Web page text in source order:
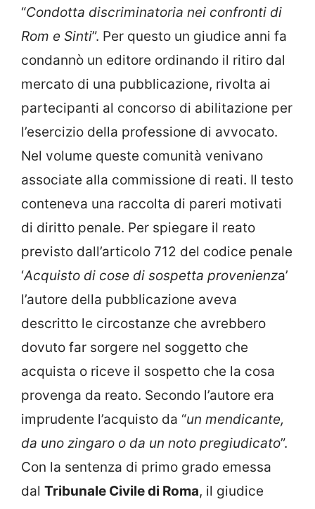
“Condotta discriminatoria nei confronti di
Rom e Sinti”. Per questo un giudice anni fa
condannò un editore ordinando il ritiro dal
mercato di una pubblicazione, rivolta ai
partecipanti al concorso di abilitazione per
l’esercizio della professione di avvocato.
Nel volume queste comunità venivano
associate alla commissione di reati. Il testo
conteneva una raccolta di pareri motivati
di diritto penale. Per spiegare il reato
previsto dall’articolo 712 del codice penale
‘Acquisto di cose di sospetta provenienza’
l’autore della pubblicazione aveva
descritto le circostanze che avrebbero
dovuto far sorgere nel soggetto che
acquista o riceve il sospetto che la cosa
provenga da reato. Secondo l’autore era
imprudente l’acquisto da “un mendicante,
da uno zingaro o da un noto pregiudicato”.
Con la sentenza di primo grado emessa
dal Tribunale Civile di Roma, il giudice